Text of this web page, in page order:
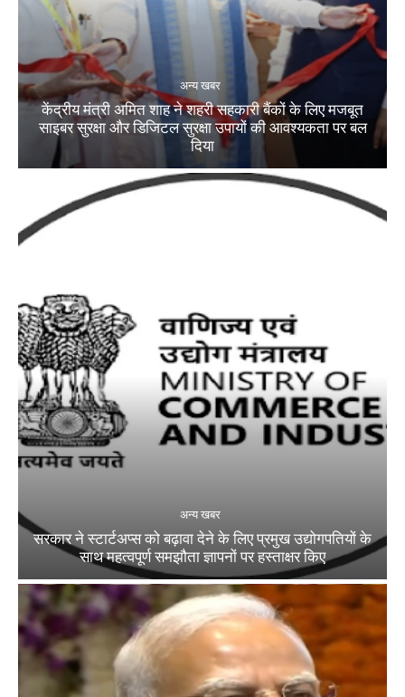
अन्य खबर
केंद्रीय मंत्री अमित शाह ने शहरी सहकारी बैंकों के लिए मजबूत
साइबर सुरक्षा और डिजिटल सुरक्षा उपायों की आवश्यकता पर बल
दिया
अन्य खबर
सरकार ने स्टार्टअप्‍स को बढ़ावा देने के लिए प्रमुख उद्योगपतियों के
साथ महत्‍वपूर्ण समझौता ज्ञापनों पर हस्‍ताक्षर किए